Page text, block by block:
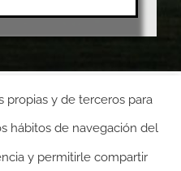
propias y de terceros para
hábitos de navegación del
y permitirle compartir